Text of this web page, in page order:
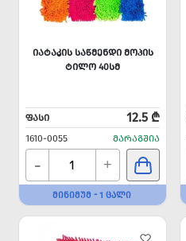
ᲘᲐᲢᲐᲙᲘᲡ ᲡᲐᲬᲛᲔᲜᲓᲘ ᲛᲝᲞᲘᲡ
ᲢᲘᲚᲝ 40ᲡᲛ
ᲤᲐᲡᲘ 12.5 ₾
1610-0055 ᲛᲐᲠᲐᲒᲨᲘᲐ
- +
ᲛᲘᲜᲘᲛᲣᲛ - 1 ᲪᲐᲚᲘ